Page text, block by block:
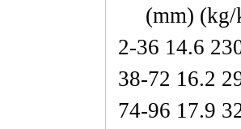
(mm) (kg/
2-36 14.6
38-72 16.2
74-96 17.9